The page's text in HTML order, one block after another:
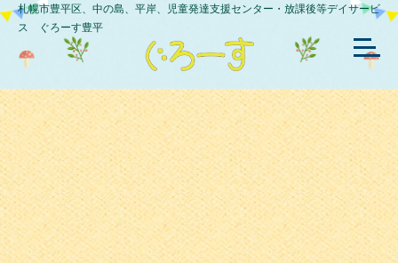
札幌市豊平区、中の島、平岸、児童発達支援センター・放課後等デイサービ
ス ぐろーす豊平